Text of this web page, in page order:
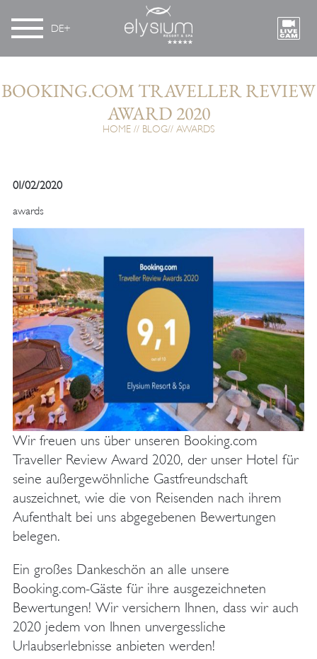
DE
BOOKING.COM TRAVELLER REVIEW
AWARD 2020
HOME BLOG AWARDS
01/02/2020
awards
Wir freuen uns über unseren Booking.com
Traveller Review Award 2020, der unser Hotel für
seine außergewöhnliche Gastfreundschaft
auszeichnet, wie die von Reisenden nach ihrem
Aufenthalt bei uns abgegebenen Bewertungen
belegen.
Ein großes Dankeschön an alle unsere
Booking.com-Gäste für ihre ausgezeichneten
Bewertungen! Wir versichern Ihnen, dass wir auch
2020 jedem von Ihnen unvergessliche
Urlaubserlebnisse anbieten werden!